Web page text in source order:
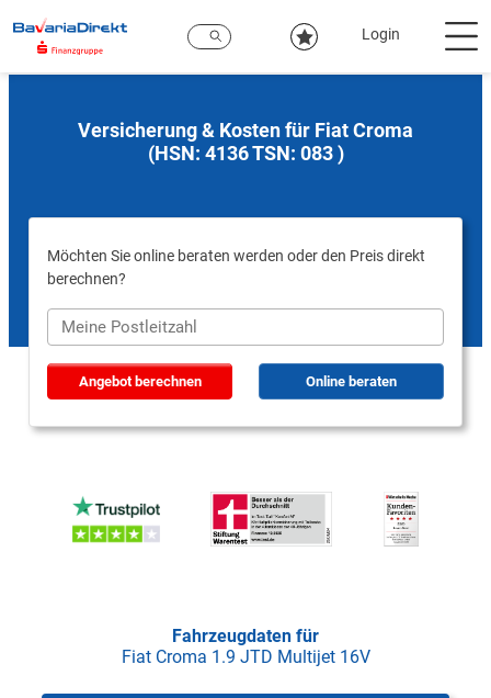
Hauptinhalt
Login
Versicherung & Kosten für Fiat Croma
(HSN: 4136 TSN: 083 )
Möchten Sie online beraten werden oder den Preis direkt
berechnen?
Angebot berechnen Online beraten
Fahrzeugdaten für
Fiat Croma 1.9 JTD Multijet 16V